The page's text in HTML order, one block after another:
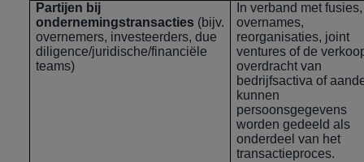
Partijen bij
ondernemingstransacties (bijv.
overnemers, investeerders, due
diligence/juridische/financiële
teams)
In verband met fusies,
overnames,
reorganisaties, joint
ventures of de
overdracht van
bedrijfsactiva of
kunnen
persoonsgegevens
worden gedeeld als
onderdeel van het
transactieproces.